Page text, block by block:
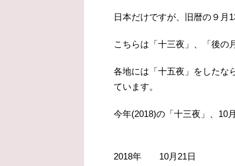
日本だけですが、旧暦の９月
こちらは「十三夜」、「後の
各地には「十五夜」をしたな
ています。
今年(2018)の「十三夜」、10
2018年 10月21日